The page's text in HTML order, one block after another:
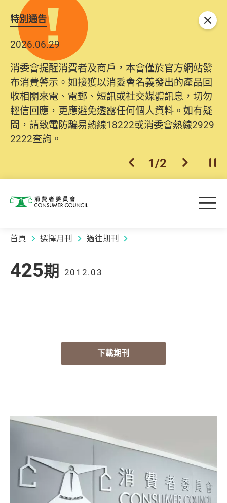
特別通告
2026.06.29
消委會提醒消費者及商戶，本會僅於官方網站發
布消費警示。如接獲以消委會名義發出的產品回
收相關來電、電郵、短訊或社交媒體訊息，切勿
輕信回應，更應避免透露任何個人資料。如有疑
問，請致電防騙易熱線18222或消委會熱線2929
2222查詢。
上一個
1/2 下一個開
關閉
消費者委員會 目
首頁 選擇月刊 過往期刊
2012.03 | 425
425期 2012.03
下載期刊